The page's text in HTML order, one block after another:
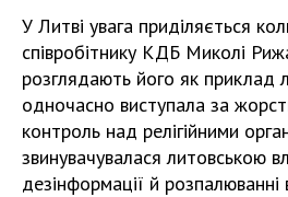
У Литві увага приділяється
співробітнику КДБ Миколі
розглядають його як приклад
одночасно виступала за
контроль над релігійними
звинувачувалася литовською
дезінформації й розпалюванні